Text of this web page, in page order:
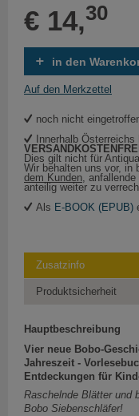
€ 14,30
in den
Auf den Merkzettel
noch nicht
Innerhalb
VERSANDKOSTENFREI
Dies gilt nicht für
Wir behalten uns vor, in
dem Kunden,
anteilig weiter zu
Als E-BOOK (EPUB)
Zusatzinfo
Produktsicherheit
Hauptbeschreibung
Vier neue Bobo-
Jahreszeit -
Entdeckungen für
Raschelnde Blätter und
Bobo Siebenschläfer!